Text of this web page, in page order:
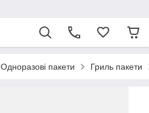
Одноразові пакети Гриль пакети